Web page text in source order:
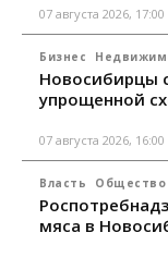
07 августа 2026, 17:00
Бизнес
Новосибирцы
упрощенной
07 августа 2026, 16:00
Власть Общество
мяса в